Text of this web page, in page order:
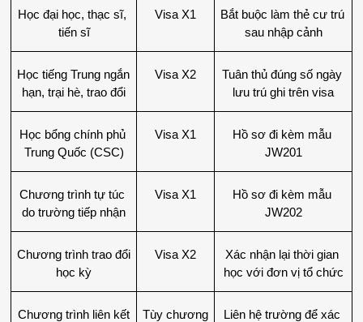
Học đại học, thạc sĩ,
tiến sĩ
Visa X1
Bắt buộc làm thẻ cư trú
sau nhập cảnh
Học tiếng Trung ngắn
hạn, trại hè, trao đổi
Visa X2
Tuân thủ đúng số ngày
lưu trú ghi trên visa
Học bổng chính phủ
Trung Quốc (CSC)
Visa X1
Hồ sơ đi kèm mẫu
JW201
Chương trình tự túc
do trường tiếp nhận
Visa X1
Hồ sơ đi kèm mẫu
JW202
Chương trình trao đổi
học kỳ
Visa X2
Xác nhận lại thời gian
học với đơn vị tổ chức
Chương trình liên kết
Tùy chương
Liên hệ trường để xác